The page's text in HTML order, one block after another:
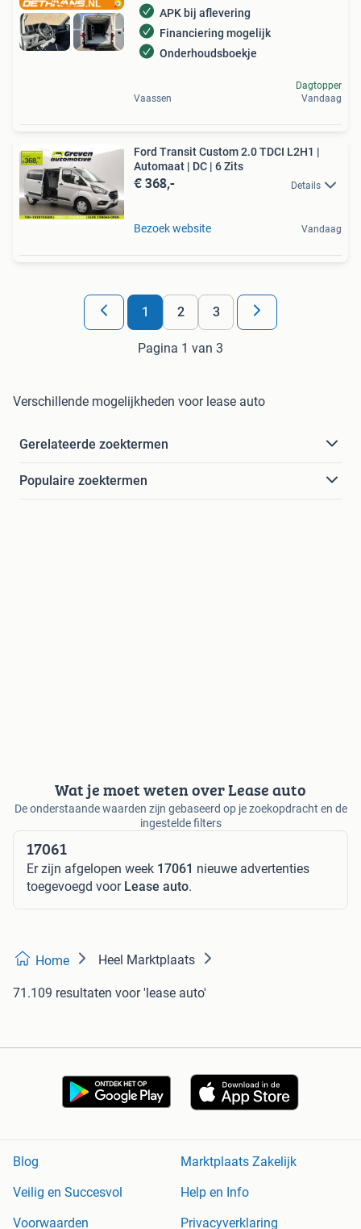
APK bij aflevering
Financiering mogelijk
Onderhoudsboekje
Vaassen
Dagtopper
Vandaag
Ford Transit Custom 2.0 TDCI L2H1 |
Automaat | DC | 6 Zits
€ 368,- Details
Bezoek website Vandaag
1 2 3
Pagina 1 van 3
Verschillende mogelijkheden voor lease auto
Gerelateerde zoektermen
Populaire zoektermen
Wat je moet weten over Lease auto
De onderstaande waarden zijn gebaseerd op je zoekopdracht en de
ingestelde filters
17061
Er zijn afgelopen week 17061 nieuwe advertenties
toegevoegd voor Lease auto.
Home Heel Marktplaats
71.109 resultaten voor 'lease auto'
Blog
Marktplaats Zakelijk
Veilig en Succesvol
Help en Info
Voorwaarden
Privacyverklaring